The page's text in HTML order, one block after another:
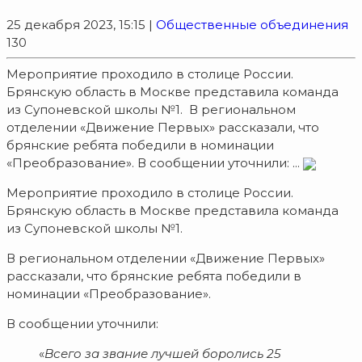
25 декабря 2023, 15:15 | Общественные объединения
130
Мероприятие проходило в столице России.
Брянскую область в Москве представила команда
из Супоневской школы №1. В региональном
отделении «Движение Первых» рассказали, что
брянские ребята победили в номинации
«Преобразование». В сообщении уточнили: ...
Мероприятие проходило в столице России.
Брянскую область в Москве представила команда
из Супоневской школы №1.
В региональном отделении «Движение Первых»
рассказали, что брянские ребята победили в
номинации «Преобразование».
В сообщении уточнили:
«Всего за звание лучшей боролись 25